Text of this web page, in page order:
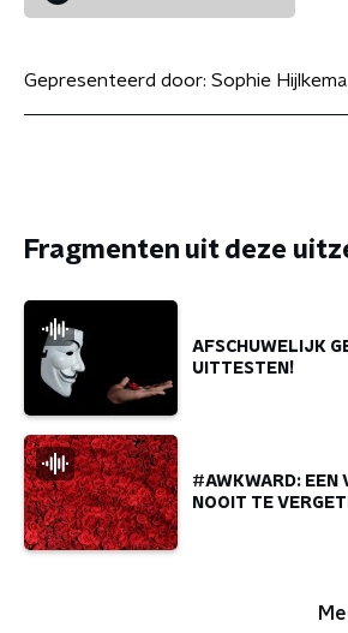
Gepresenteerd door: Sophie Hijlkema
Fragmenten uit deze
AFSCHUWELIJK
UITTESTEN!
#AWKWARD: EEN
NOOIT TE